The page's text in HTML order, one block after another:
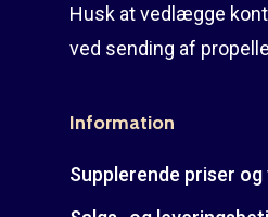
Husk at vedlægge
ved sending af
Information
Supplerende priser og